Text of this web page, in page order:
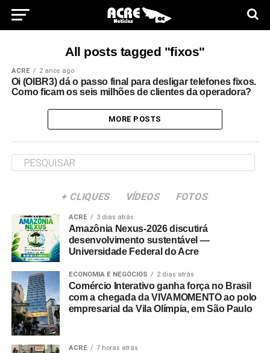
All posts tagged "fixos"
ACRE 2 anos ago
Oi (OIBR3) dá o passo final para desligar telefones fixos.
Como ficam os seis milhões de clientes da operadora?
MORE POSTS
+ CLIQUES VÍDEOS FOTOS
ACRE 3 dias atrás
Amazônia Nexus-2026 discutirá
desenvolvimento sustentável —
Universidade Federal do Acre
ECONOMIA E NEGÓCIOS 2 dias atrás
Comércio Interativo ganha força no Brasil
com a chegada da VIVAMOMENTO ao polo
empresarial da Vila Olímpia, em São Paulo
ACRE 7 horas atrás